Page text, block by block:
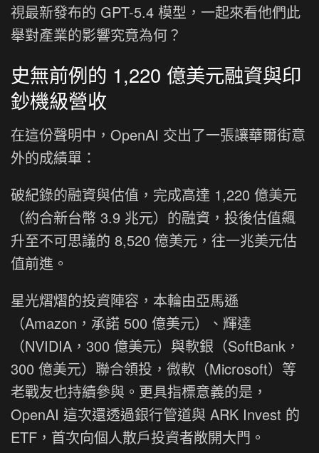
視最新發布的 GPT-5.4 模型，一起來看他們此
舉對產業的影響究竟為何？
史無前例的 1,220 億美元融資與印
鈔機級營收
在這份聲明中，OpenAI 交出了一張讓華爾街意
外的成績單：
破紀錄的融資與估值，完成高達 1,220 億美元
（約合新台幣 3.9 兆元）的融資，投後估值飆
升至不可思議的 8,520 億美元，往一兆美元估
值前進。
星光熠熠的投資陣容，本輪由亞馬遜
（Amazon，承諾 500 億美元）、輝達
（NVIDIA，300 億美元）與軟銀（SoftBank，
300 億美元）聯合領投，微軟（Microsoft）等
老戰友也持續參與。更具指標意義的是，
OpenAI 這次還透過銀行管道與 ARK Invest 的
ETF，首次向個人散戶投資者敞開大門。